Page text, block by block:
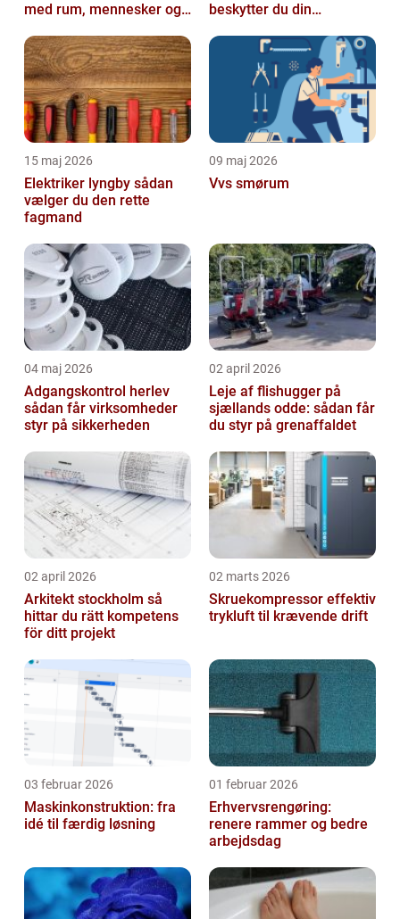
med rum, mennesker og
beskytter du din
15 maj 2026
Elektriker lyngby sådan
vælger du den rette
fagmand
09 maj 2026
Vvs smørum
04 maj 2026
Adgangskontrol herlev
sådan får virksomheder
styr på sikkerheden
02 april 2026
Leje af flishugger på
sjællands odde: sådan får
du styr på grenaffaldet
02 april 2026
Arkitekt stockholm så
hittar du rätt kompetens
för ditt projekt
02 marts 2026
Skruekompressor effektiv
trykluft til krævende drift
03 februar 2026
Maskinkonstruktion: fra
idé til færdig løsning
01 februar 2026
Erhvervsrengøring:
renere rammer og bedre
arbejdsdag